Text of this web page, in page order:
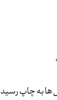
ها به چاپ